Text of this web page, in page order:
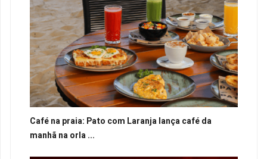
Café na praia: Pato com Laranja lança café da
manhã na orla ...